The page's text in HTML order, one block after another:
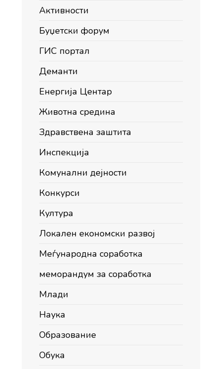
Активности
Буџетски форум
ГИС портал
Деманти
Енергија Центар
Животна средина
Здравствена заштита
Инспекција
Комунални дејности
Конкурси
Култура
Локален економски развој
Меѓународна соработка
меморандум за соработка
Млади
Наука
Образование
Обука